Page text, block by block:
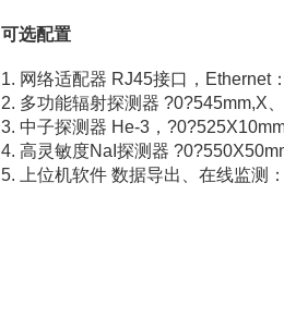
可选配置
1. 网络适配器 RJ45接口，Ethernet
2. 多功能辐射探测器 ?0?545mm,Χ
3. 中子探测器 He-3，
4. 高灵敏度NaI探测器
5. 上位机软件 数据导出、在线监测